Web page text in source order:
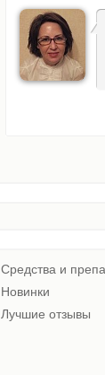
Средства и
Новинки
Лучшие отзывы